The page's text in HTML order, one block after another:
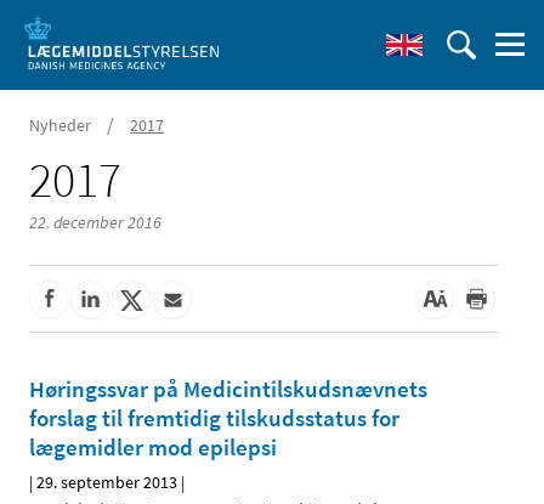
Nyheder / 2017
2017
22. december 2016
Høringssvar på Medicintilskudsnævnets
forslag til fremtidig tilskudsstatus for
lægemidler mod epilepsi
|29. september 2013 |